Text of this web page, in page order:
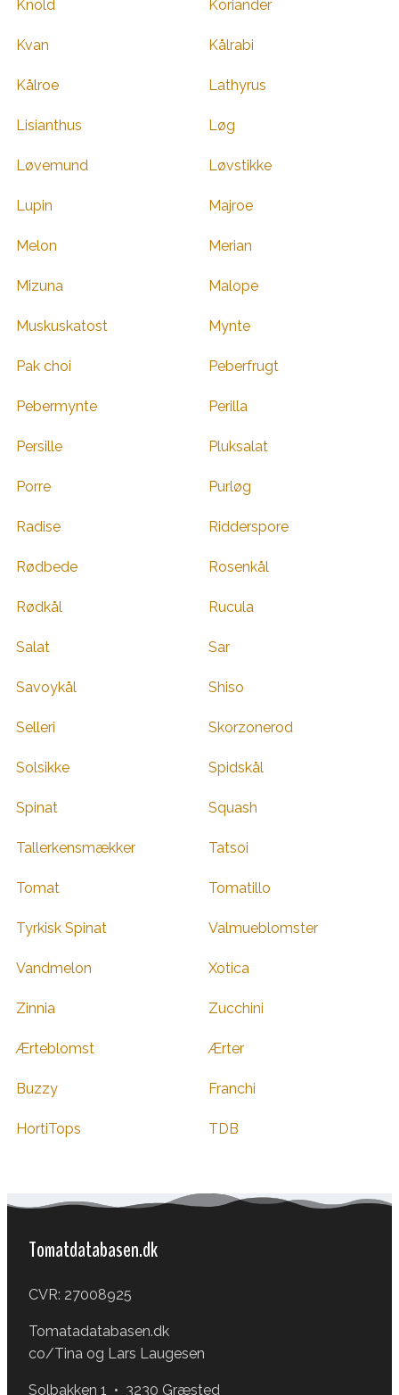
Knold Koriander
Kvan Kålrabi
Kålroe Lathyrus
Lisianthus Løg
Løvemund Løvstikke
Lupin Majroe
Melon Merian
Mizuna Malope
Muskuskatost Mynte
Pak choi Peberfrugt
Pebermynte Perilla
Persille Pluksalat
Porre Purløg
Radise Ridderspore
Rødbede Rosenkål
Rødkål Rucula
Salat Sar
Savoykål Shiso
Selleri Skorzonerod
Solsikke Spidskål
Spinat Squash
Tallerkensmækker Tatsoi
Tomat Tomatillo
Tyrkisk Spinat Valmueblomster
Vandmelon Xotica
Zinnia Zucchini
Ærteblomst Ærter
Buzzy Franchi
HortiTops TDB
Tomatdatabasen.dk
CVR: 27008925
Tomatadatabasen.dk
co/Tina og Lars Laugesen
Solbakken 1 • 3230 Græsted